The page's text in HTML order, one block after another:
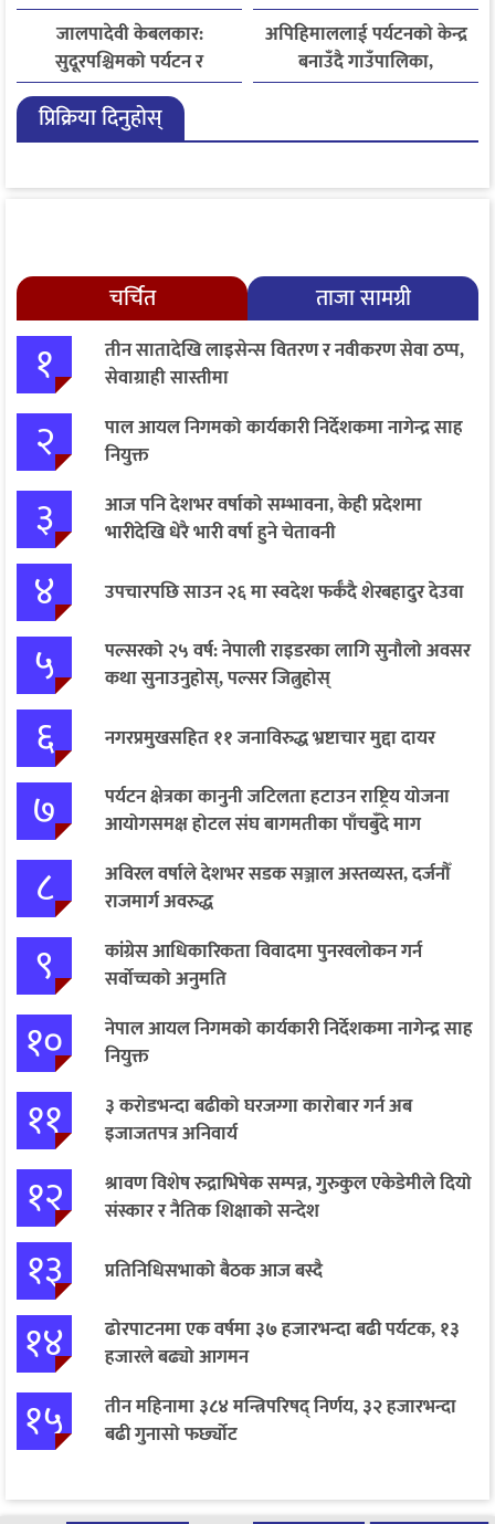
जालपादेवी केबलकार:
सुदूरपश्चिमको पर्यटन र
समृद्धिको नयाँ आधार
अपिहिमाललाई पर्यटनको केन्द्र
बनाउँदै गाउँपालिका,
बहुआयामिक पर्यटन विकासमा
प्रिक्रिया दिनुहोस्
चर्चित ताजा सामग्री
१
तीन सातादेखि लाइसेन्स वितरण र नवीकरण सेवा ठप्प,
सेवाग्राही सास्तीमा
२
पाल आयल निगमको कार्यकारी निर्देशकमा नागेन्द्र साह
नियुक्त
३
आज पनि देशभर वर्षाको सम्भावना, केही प्रदेशमा
भारीदेखि धेरै भारी वर्षा हुने चेतावनी
४ उपचारपछि साउन २६ मा स्वदेश फर्कँदै शेरबहादुर देउवा
५
पल्सरको २५ वर्ष: नेपाली राइडरका लागि सुनौलो अवसर
कथा सुनाउनुहोस्, पल्सर जित्नुहोस्
६ नगरप्रमुखसहित ११ जनाविरुद्ध भ्रष्टाचार मुद्दा दायर
७
पर्यटन क्षेत्रका कानुनी जटिलता हटाउन राष्ट्रिय योजना
आयोगसमक्ष होटल संघ बागमतीका पाँचबुँदे माग
८
अविरल वर्षाले देशभर सडक सञ्जाल अस्तव्यस्त, दर्जनौँ
राजमार्ग अवरुद्ध
९
कांग्रेस आधिकारिकता विवादमा पुनरवलोकन गर्न
सर्वोच्चको अनुमति
१०
नेपाल आयल निगमको कार्यकारी निर्देशकमा नागेन्द्र साह
नियुक्त
११
३ करोडभन्दा बढीको घरजग्गा कारोबार गर्न अब
इजाजतपत्र अनिवार्य
१२
श्रावण विशेष रुद्राभिषेक सम्पन्न, गुरुकुल एकेडेमीले दियो
संस्कार र नैतिक शिक्षाको सन्देश
१३ प्रतिनिधिसभाको बैठक आज बस्दै
१४
ढोरपाटनमा एक वर्षमा ३७ हजारभन्दा बढी पर्यटक, १३
हजारले बढ्यो आगमन
१५
तीन महिनामा ३८४ मन्त्रिपरिषद् निर्णय, ३२ हजारभन्दा
बढी गुनासो फर्छ्योट